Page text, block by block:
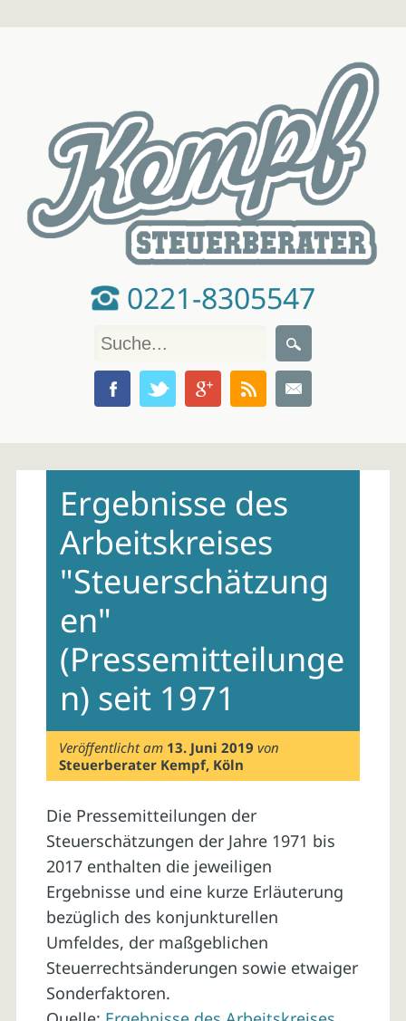
0221-8305547
contentErgebnisse des
Arbeitskreises
"Steuerschätzung
en"
(Pressemitteilunge
n) seit 1971
Veröffentlicht am 13. Juni 2019 von
Steuerberater Kempf, Köln
Die Pressemitteilungen der
Steuerschätzungen der Jahre 1971 bis
2017 enthalten die jeweiligen
Ergebnisse und eine kurze Erläuterung
bezüglich des konjunkturellen
Umfeldes, der maßgeblichen
Steuerrechtsänderungen sowie etwaiger
Sonderfaktoren.